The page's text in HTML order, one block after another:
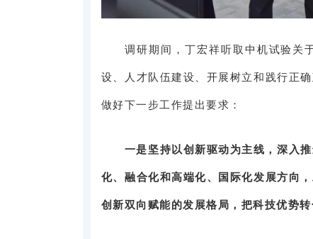
调研期间，丁宏祥听取中机试验关
设、人才队伍建设、开展树立和践行正
做好下一步工作提出要求：
一是坚持以创新驱动为主线，深入
化、融合化和高端化、国际化发展方向
创新双向赋能的发展格局，把科技优势转